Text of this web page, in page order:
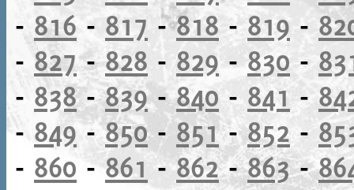
- 816 - 817 -818-819 -
- 827-828 - 829-830 -
- 838-839-840 - 841 -
- 849 -850-851-852-
- 860 -861 -862-863-